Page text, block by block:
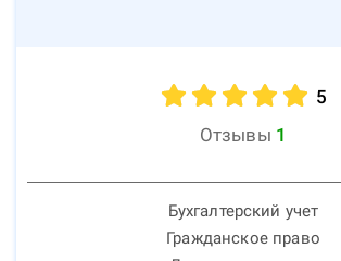
5
Отзывы 1
Бухгалтерский учет
Гражданское право